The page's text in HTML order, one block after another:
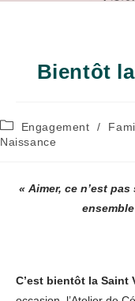
Bientôt
Post
category:
Engagement /
Naissance
« Aimer, ce n’est pas
C’est bientôt la Saint